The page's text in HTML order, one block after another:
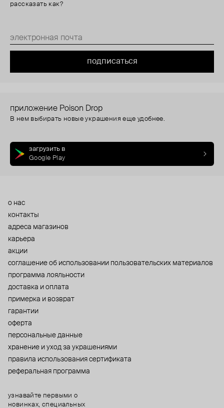
рассказать как?
подписаться
приложение Poison Drop
В нем выбирать новые украшения еще удобнее.
загрузить в
Google Play
о нас
контакты
адреса магазинов
карьера
акции
cоглашение об использовании пользовательских материалов
программа лояльности
доставка и оплата
примерка и возврат
гарантии
оферта
персональные данные
хранение и уход за украшениями
правила использования сертификата
реферальная программа
узнавайте первыми о
новинках, специальных